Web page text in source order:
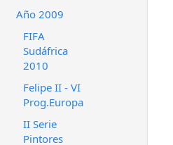
Año 2009
FIFA
Sudáfrica
2010
Felipe II - VI
Prog.Europa
II Serie
Pintores